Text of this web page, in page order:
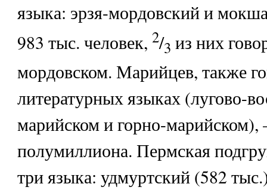
языка: эрзя-мордовский и
983 тыс. человек, 2/3 из них
мордовском. Марийцев, также
литературных языках (лугово-
марийском и горно-
полумиллиона. Пермская
три языка: удмуртский (582